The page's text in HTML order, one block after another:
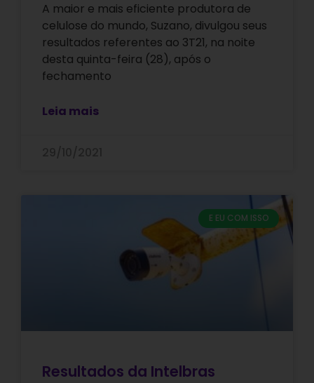
A maior e mais eficiente produtora de
celulose do mundo, Suzano, divulgou seus
resultados referentes ao 3T21, na noite
desta quinta-feira (28), após o
fechamento
Leia mais
E EU COM ISSO
Resultados da Intelbras